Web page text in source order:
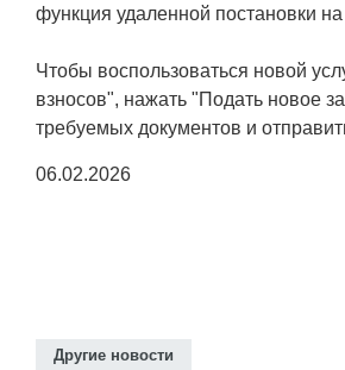
функция удаленной постановки
Чтобы воспользоваться новой
взносов", нажать "Подать новое
требуемых документов и
06.02.2026
Другие новости